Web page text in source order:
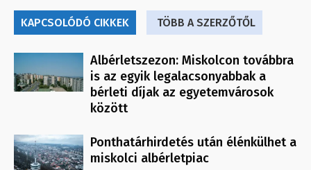
KAPCSOLÓDÓ CIKKEK TÖBB A SZERZŐTŐL
Albérletszezon: Miskolcon továbbra
is az egyik legalacsonyabbak a
bérleti díjak az egyetemvárosok
között
Ponthatárhirdetés után élénkülhet a
miskolci albérletpiac